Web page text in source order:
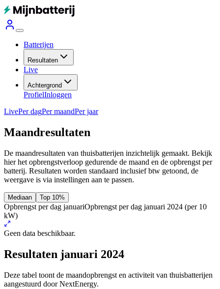
Batterijen
Resultaten
Live
Achtergrond
ProfielInloggen
LivePer dagPer maandPer jaar
Maandresultaten
De maandresultaten van thuisbatterijen inzichtelijk gemaakt. Bekijk
hier het opbrengstverloop gedurende de maand en de opbrengst per
batterij. Resultaten worden standaard inclusief btw getoond, de
weergave is via instellingen aan te passen.
Mediaan Top 10%
Opbrengst per dag januariOpbrengst per dag januari 2024 (per 10
kW)
Geen data beschikbaar.
Resultaten januari 2024
Deze tabel toont de maandopbrengst en activiteit van thuisbatterijen
aangestuurd door NextEnergy.